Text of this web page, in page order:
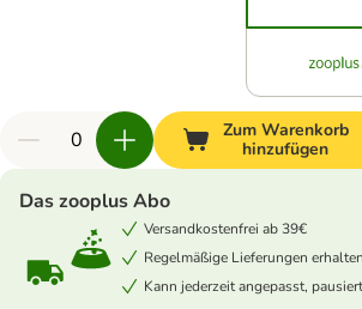
Zum Warenkorb
hinzufügen
Das zooplus Abo
Versandkostenfrei ab 39€
Regelmäßige Lieferungen erhalten
Kann jederzeit angepasst,